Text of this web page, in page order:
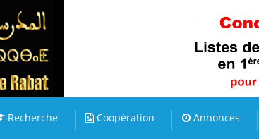
Recherche Coopération Annonces